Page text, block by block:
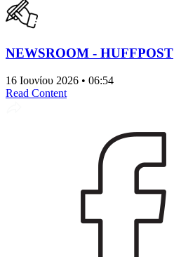
NEWSROOM - HUFFPOST
16 Ιουνίου 2026 • 06:54
Read Content